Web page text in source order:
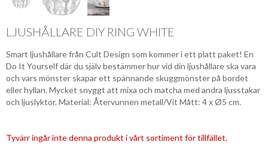
LJUSHÅLLARE DIY RING WHITE
Smart ljushållare från Cult Design som kommer i ett platt paket! En
Do It Yourself där du själv bestämmer hur vid din ljushållare ska vara
och vars mönster skapar ett spännande skuggmönster på bordet
eller hyllan. Mycket snyggt att mixa och matcha med andra ljusstakar
och ljuslyktor. Material: Återvunnen metall/Vit Mått: 4 x Ø5 cm.
Tyvärr ingår inte denna produkt i vårt sortiment för tillfället.